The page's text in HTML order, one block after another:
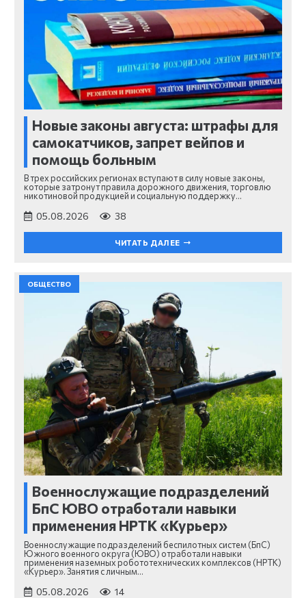
Новые законы августа: штрафы для
самокатчиков, запрет вейпов и
помощь больным
В трех российских регионах вступают в силу новые законы,
которые затронут правила дорожного движения, торговлю
никотиновой продукцией и социальную поддержку…
05.08.2026 38
ЧИТАТЬ ДАЛЕЕ
ОБЩЕСТВО
Военнослужащие подразделений
БпС ЮВО отработали навыки
применения НРТК «Курьер»
Военнослужащие подразделений беспилотных систем (БпС)
Южного военного округа (ЮВО) отработали навыки
применения наземных робототехнических комплексов (НРТК)
«Курьер». Занятия с личным…
05.08.2026 14